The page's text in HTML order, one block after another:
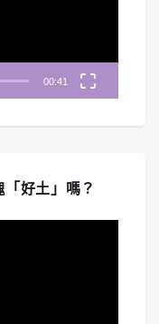
00:41
好土」嗎？